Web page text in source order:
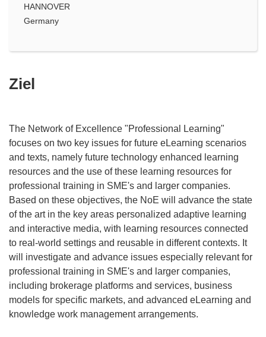
HANNOVER
Germany
Ziel
The Network of Excellence "Professional Learning"
focuses on two key issues for future eLearning scenarios
and texts, namely future technology enhanced learning
resources and the use of these learning resources for
professional training in SME's and larger companies.
Based on these objectives, the NoE will advance the state
of the art in the key areas personalized adaptive learning
and interactive media, with learning resources connected
to real-world settings and reusable in different contexts. It
will investigate and advance issues especially relevant for
professional training in SME's and larger companies,
including brokerage platforms and services, business
models for specific markets, and advanced eLearning and
knowledge work management arrangements.